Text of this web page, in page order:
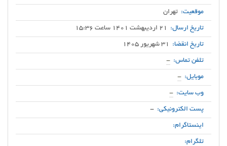
موقعیت: تهران
تاریخ ارسال: 21 اردیبهشت 1401 ساعت 15:36
تاریخ انقضا: 31 شهریور 1405
تلفن تماس: -
موبایل: -
وب سایت: -
پست الکترونیکی: -
اینستاگرام:
تلگرام: